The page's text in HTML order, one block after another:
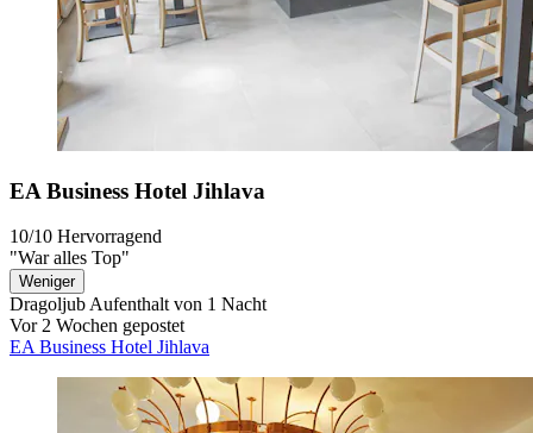
EA Business Hotel Jihlava
10/10 Hervorragend
"War alles Top"
Weniger
DragoljubAufenthalt von 1 Nacht
Vor 2 Wochen gepostet
EA Business Hotel Jihlava